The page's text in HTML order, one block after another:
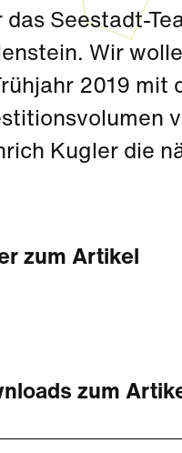
das Seestadt-
Wir
2019 mit
Kugler die
zum Artikel
zum